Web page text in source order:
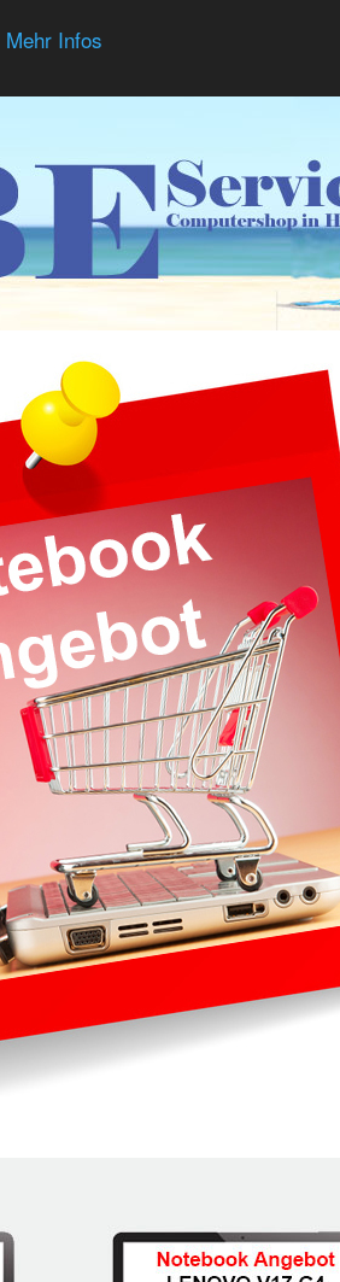
Mehr Infos